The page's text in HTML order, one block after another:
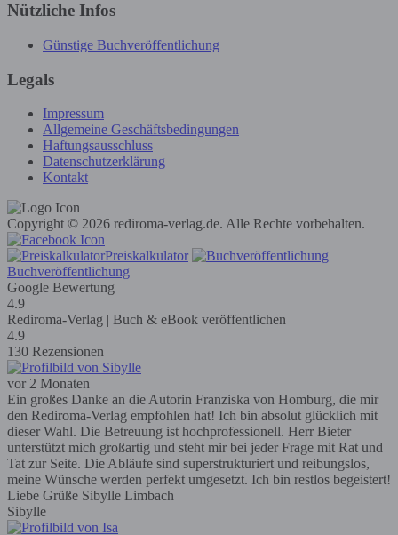
Nützliche Infos
Günstige Buchveröffentlichung
Legals
Impressum
Allgemeine Geschäftsbedingungen
Haftungsausschluss
Datenschutzerklärung
Kontakt
Copyright © 2026 rediroma-verlag.de. Alle Rechte vorbehalten.
Preiskalkulator
Buchveröffentlichung
Google Bewertung
4.9
Rediroma-Verlag | Buch & eBook veröffentlichen
4.9
130 Rezensionen
vor 2 Monaten
Ein großes Danke an die Autorin Franziska von Homburg, die mir
den Rediroma-Verlag empfohlen hat! Ich bin absolut glücklich mit
dieser Wahl. Die Betreuung ist hochprofessionell. Herr Bieter
unterstützt mich großartig und steht mir bei jeder Frage mit Rat und
Tat zur Seite. Die Abläufe sind superstrukturiert und reibungslos,
meine Wünsche werden perfekt umgesetzt. Ich bin restlos begeistert!
Liebe Grüße Sibylle Limbach
Sibylle